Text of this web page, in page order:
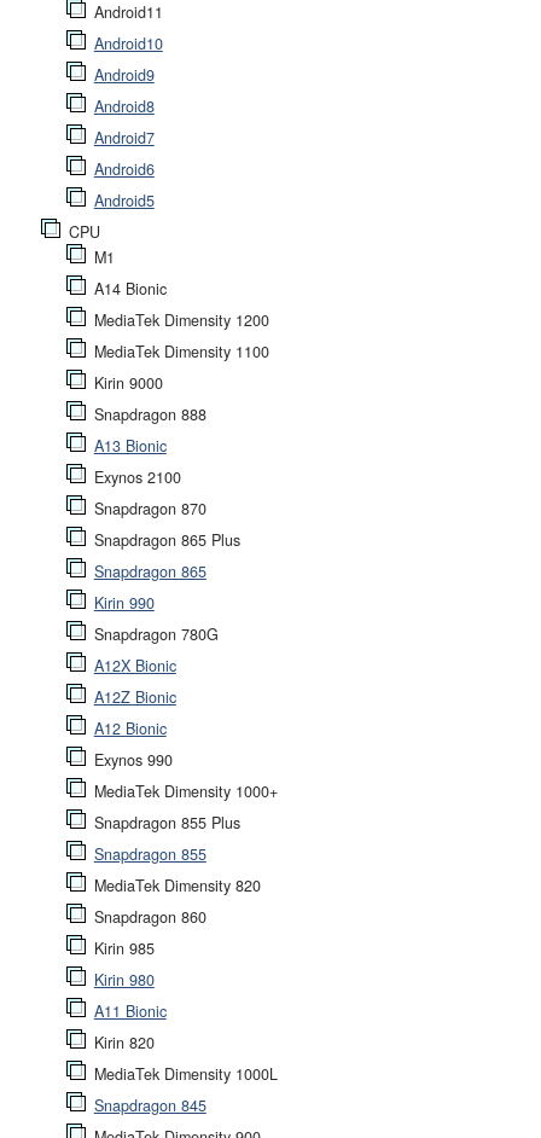
Android11
Android10
Android9
Android8
Android7
Android6
Android5
CPU
M1
A14 Bionic
MediaTek Dimensity 1200
MediaTek Dimensity 1100
Kirin 9000
Snapdragon 888
A13 Bionic
Exynos 2100
Snapdragon 870
Snapdragon 865 Plus
Snapdragon 865
Kirin 990
Snapdragon 780G
A12X Bionic
A12Z Bionic
A12 Bionic
Exynos 990
MediaTek Dimensity 1000+
Snapdragon 855 Plus
Snapdragon 855
MediaTek Dimensity 820
Snapdragon 860
Kirin 985
Kirin 980
A11 Bionic
Kirin 820
MediaTek Dimensity 1000L
Snapdragon 845